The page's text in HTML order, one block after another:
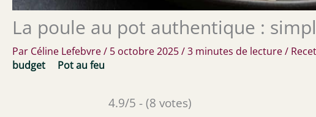
La poule au pot authentique :
Par Céline Lefebvre/ 5 octobre 2025/3 minutes de lecture/
budget
Pot au feu
4.9/5 - (8 votes)